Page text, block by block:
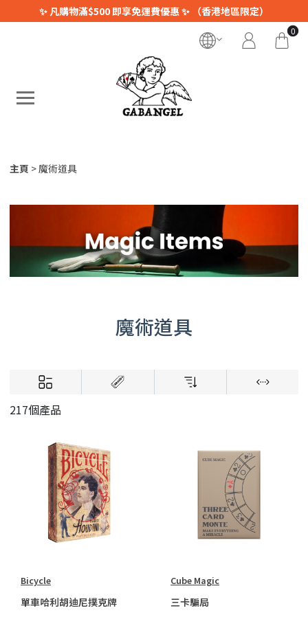
✨ 凡購物滿$500 即享免運費優惠 ✨ （香港地區限定）
0
主頁 魔術道具
魔術道具
217個產品
Bicycle
單車哈利胡迪尼撲克牌
Cube Magic
三卡騙局